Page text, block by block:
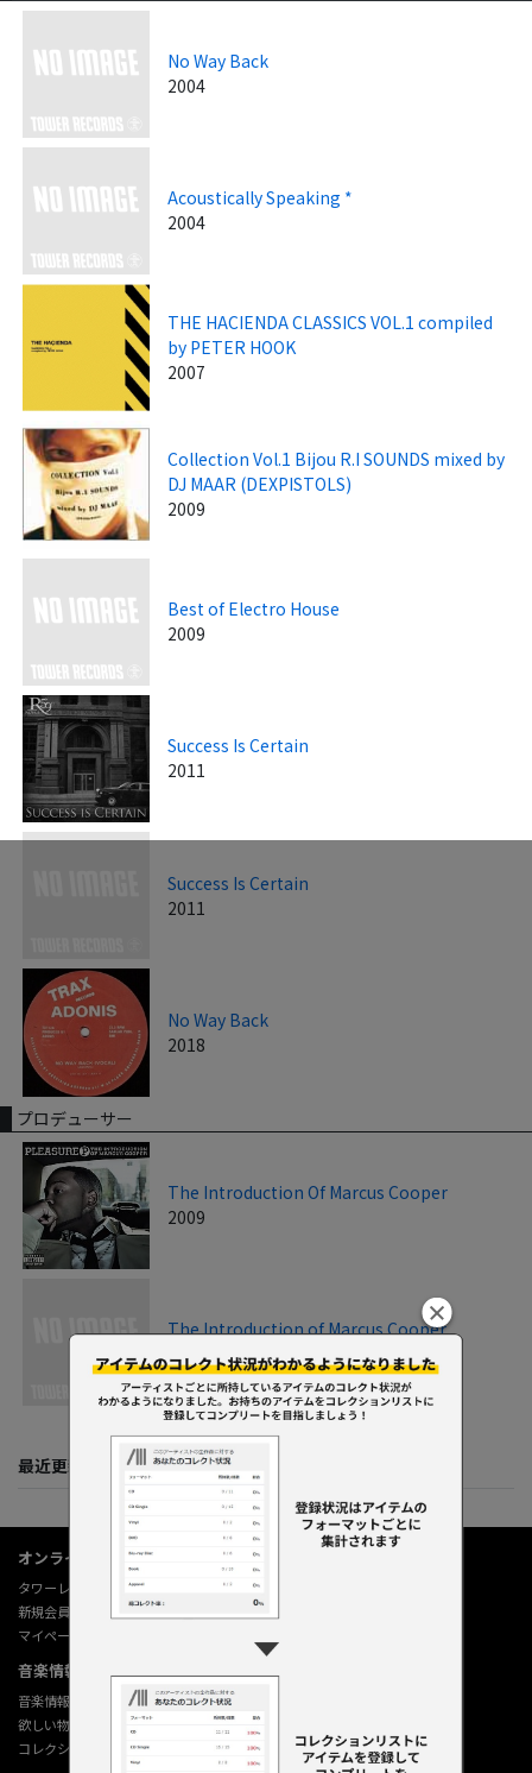
No Way Back
2004
Acoustically Speaking *
2004
THE HACIENDA CLASSICS VOL.1 compiled
by PETER HOOK
2007
Collection Vol.1 Bijou R.I SOUNDS mixed by
DJ MAAR (DEXPISTOLS)
2009
Best of Electro House
2009
Success Is Certain
2011
Success Is Certain
2011
No Way Back
2018
プロデューサー
The Introduction Of Marcus Cooper
2009
The Introduction of Marcus Cooper
2009
最近更新してくれた人たち
オンラインショップ情報
タワーレコード オンライン
新規会員登録
マイページ
音楽情報データベース
音楽情報データベース
欲しい物リストの使い方
コレクション機能の使い方